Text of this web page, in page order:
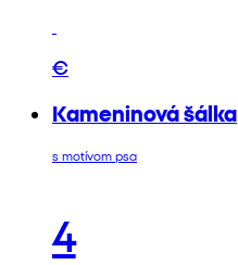
€
Kameninová šálka
s motívom psa
4